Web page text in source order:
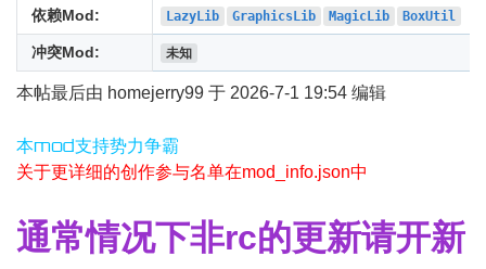
依赖Mod: LazyLib GraphicsLib MagicLib BoxUtil
冲突Mod: 未知
本帖最后由 homejerry99 于 2026-7-1 19:54 编辑
本mod支持势力争霸
关于更详细的创作参与名单在mod_info.json中
通常情况下非rc的更新请开新